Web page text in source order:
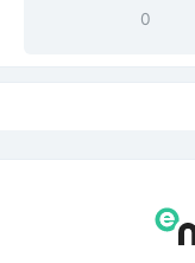
0